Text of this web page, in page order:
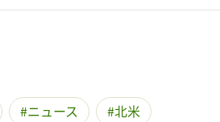
ニュース
北米